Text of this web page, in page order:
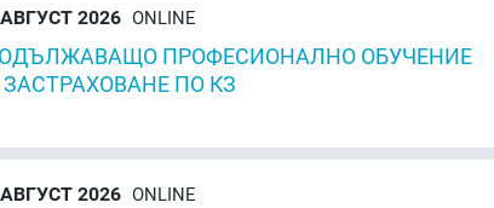
2026 ONLINE
ПРОФЕСИОНАЛНО ОБУЧЕНИЕ
ПО КЗ
2026 ONLINE